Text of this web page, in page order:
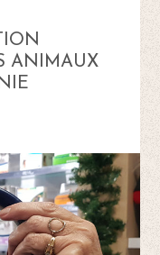
ANIMAUX